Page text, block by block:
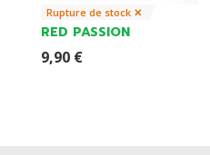
Rupture de stock ✕
RED PASSION
9,90 €